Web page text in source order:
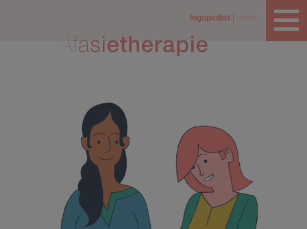
logopedist